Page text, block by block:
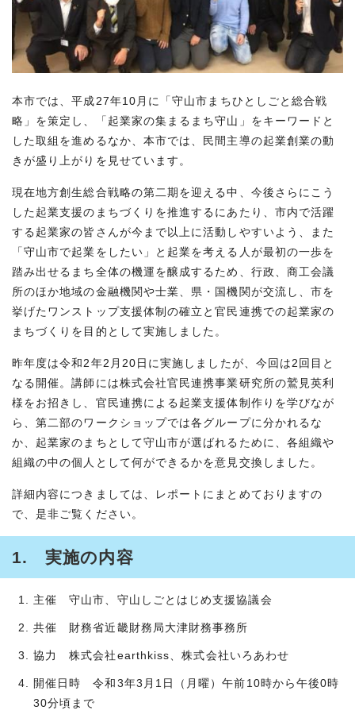
本市では、平成27年10月に「守山市まちひとしごと総合戦
略」を策定し、「起業家の集まるまち守山」をキーワードと
した取組を進めるなか、本市では、民間主導の起業創業の動
きが盛り上がりを見せています。
現在地方創生総合戦略の第二期を迎える中、今後さらにこう
した起業支援のまちづくりを推進するにあたり、市内で活躍
する起業家の皆さんが今まで以上に活動しやすいよう、また
「守山市で起業をしたい」と起業を考える人が最初の一歩を
踏み出せるまち全体の機運を醸成するため、行政、商工会議
所のほか地域の金融機関や士業、県・国機関が交流し、市を
挙げたワンストップ支援体制の確立と官民連携での起業家の
まちづくりを目的として実施しました。
昨年度は令和2年2月20日に実施しましたが、今回は2回目と
なる開催。講師には株式会社官民連携事業研究所の鷲見英利
様をお招きし、官民連携による起業支援体制作りを学びなが
ら、第二部のワークショップでは各グループに分かれるな
か、起業家のまちとして守山市が選ばれるために、各組織や
組織の中の個人として何ができるかを意見交換しました。
詳細内容につきましては、レポートにまとめておりますの
で、是非ご覧ください。
1. 実施の内容
主催 守山市、守山しごとはじめ支援協議会
共催 財務省近畿財務局大津財務事務所
協力 株式会社earthkiss、株式会社いろあわせ
開催日時 令和3年3月1日（月曜）午前10時から午後0時
30分頃まで